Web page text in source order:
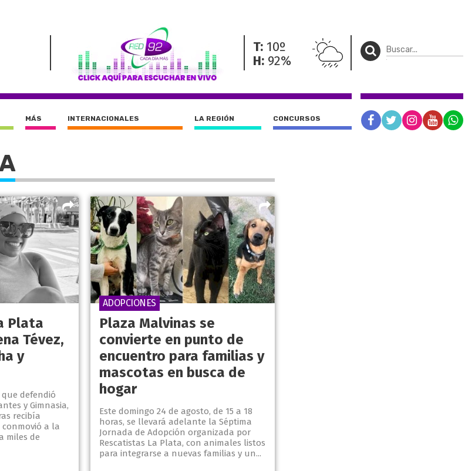
T: 10º
H: 92%
MÁS INTERNACIONALES LA REGIÓN CONCURSOS
Plata
Tévez,
y
que defendió
y Gimnasia,
recibía
a la
miles de
Plaza Malvinas se
convierte en punto de
encuentro para familias y
mascotas en busca de
hogar
Este domingo 24 de agosto, de 15 a 18
horas, se llevará adelante la Séptima
Jornada de Adopción organizada por
Rescatistas La Plata, con animales listos
para integrarse a nuevas familias y un...
ADOPCIONES